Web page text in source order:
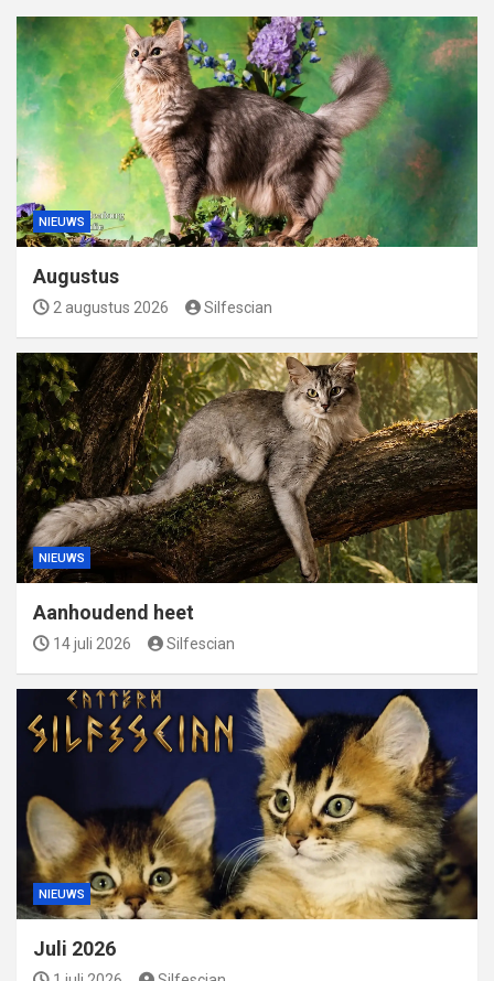
NIEUWS
Augustus
2 augustus 2026 Silfescian
NIEUWS
Aanhoudend heet
14 juli 2026 Silfescian
NIEUWS
Juli 2026